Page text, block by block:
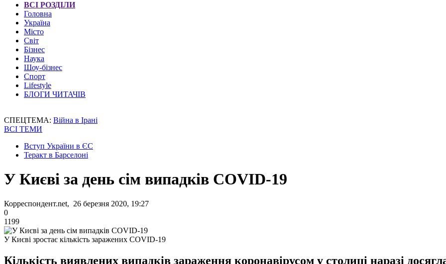
ВСІ РОЗДІЛИ
Головна
Україна
Місто
Світ
Бізнес
Наука
Шоу-бізнес
Спорт
Lifestyle
БЛОГИ ЧИТАЧІВ
СПЕЦТЕМА: Війна в Ірані
ВСІ ТЕМИ
Вступ України в ЄС
Теракт в Барселоні
У Києві за день сім випадків COVID-19
Корреспондент.net, 26 березня 2020, 19:27
0
1199
У Києві зростає кількість заражених COVID-19
Кількість виявлених випадків зараження коронавірусом у столиці наразі